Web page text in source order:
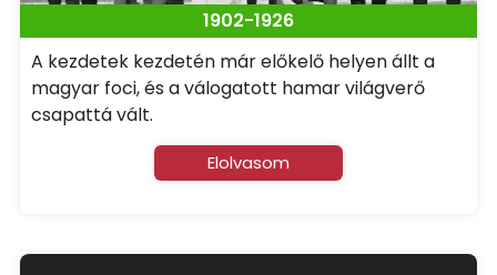
1902-1926
A kezdetek kezdetén már előkelő helyen állt a
magyar foci, és a válogatott hamar világverő
csapattá vált.
Elolvasom